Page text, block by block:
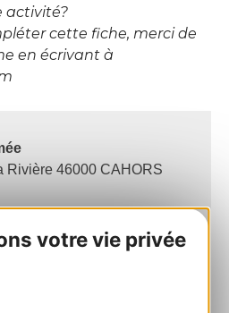
votre vie privée
activité?
cette fiche, merci de
en écrivant à
Rivière 46000 CAHORS
itinéraire